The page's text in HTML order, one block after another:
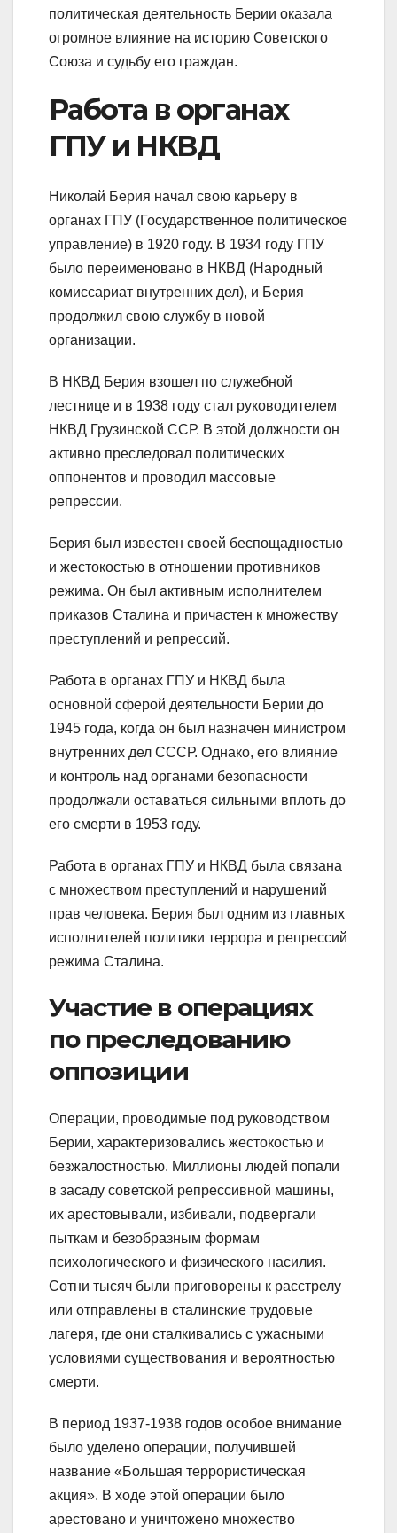
политическая деятельность Берии оказала
огромное влияние на историю Советского
Союза и судьбу его граждан.
Работа в органах
ГПУ и НКВД
Николай Берия начал свою карьеру в
органах ГПУ (Государственное политическое
управление) в 1920 году. В 1934 году ГПУ
было переименовано в НКВД (Народный
комиссариат внутренних дел), и Берия
продолжил свою службу в новой
организации.
В НКВД Берия взошел по служебной
лестнице и в 1938 году стал руководителем
НКВД Грузинской ССР. В этой должности он
активно преследовал политических
оппонентов и проводил массовые
репрессии.
Берия был известен своей беспощадностью
и жестокостью в отношении противников
режима. Он был активным исполнителем
приказов Сталина и причастен к множеству
преступлений и репрессий.
Работа в органах ГПУ и НКВД была
основной сферой деятельности Берии до
1945 года, когда он был назначен министром
внутренних дел СССР. Однако, его влияние
и контроль над органами безопасности
продолжали оставаться сильными вплоть до
его смерти в 1953 году.
Работа в органах ГПУ и НКВД была связана
с множеством преступлений и нарушений
прав человека. Берия был одним из главных
исполнителей политики террора и репрессий
режима Сталина.
Участие в операциях
по преследованию
оппозиции
Операции, проводимые под руководством
Берии, характеризовались жестокостью и
безжалостностью. Миллионы людей попали
в засаду советской репрессивной машины,
их арестовывали, избивали, подвергали
пыткам и безобразным формам
психологического и физического насилия.
Сотни тысяч были приговорены к расстрелу
или отправлены в сталинские трудовые
лагеря, где они сталкивались с ужасными
условиями существования и вероятностью
смерти.
В период 1937-1938 годов особое внимание
было уделено операции, получившей
название «Большая террористическая
акция». В ходе этой операции было
арестовано и уничтожено множество